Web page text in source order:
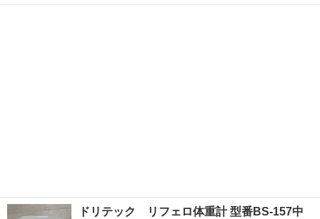
3480円 間違えて買ってしまいました「91F-64E」のチェーンは、別の
ドリテック リフェロ体重計 型番BS-157中